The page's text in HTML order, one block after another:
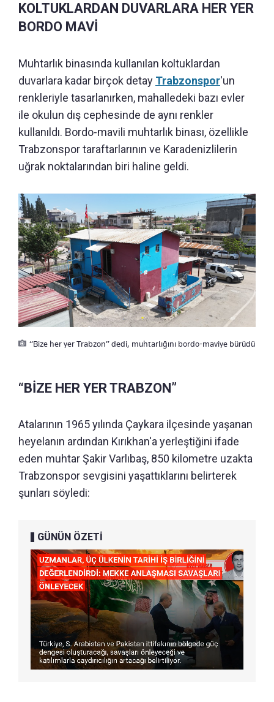
KOLTUKLARDAN DUVARLARA HER YER
BORDO MAVİ
Muhtarlık binasında kullanılan koltuklardan
duvarlara kadar birçok detay Trabzonspor'un
renkleriyle tasarlanırken, mahalledeki bazı evler
ile okulun dış cephesinde de aynı renkler
kullanıldı. Bordo-mavili muhtarlık binası, özellikle
Trabzonspor taraftarlarının ve Karadenizlilerin
uğrak noktalarından biri haline geldi.
“Bize her yer Trabzon” dedi, muhtarlığını bordo-maviye bürüdü
“BİZE HER YER TRABZON”
Atalarının 1965 yılında Çaykara ilçesinde yaşanan
heyelanın ardından Kırıkhan'a yerleştiğini ifade
eden muhtar Şakir Varlıbaş, 850 kilometre uzakta
Trabzonspor sevgisini yaşattıklarını belirterek
şunları söyledi:
GÜNÜN ÖZETİ